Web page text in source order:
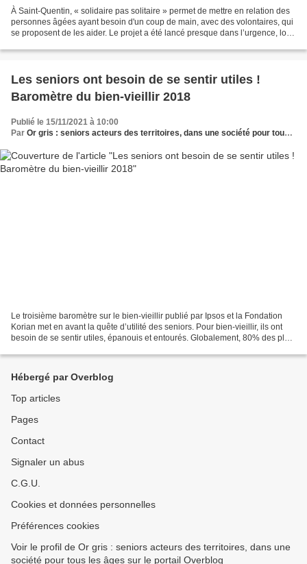
À Saint-Quentin, « solidaire pas solitaire » permet de mettre en relation des
personnes âgées ayant besoin d'un coup de main, avec des volontaires, qui
se proposent de les aider. Le projet a été lancé presque dans l’urgence, lors
Les seniors ont besoin de se sentir utiles !
Baromètre du bien-vieillir 2018
Publié le 15/11/2021 à 10:00
Par Or gris : seniors acteurs des territoires, dans une société pour tous les âges
Le troisième baromètre sur le bien-vieillir publié par Ipsos et la Fondation
Korian met en avant la quête d’utilité des seniors. Pour bien-vieillir, ils ont
besoin de se sentir utiles, épanouis et entourés. Globalement, 80% des plus
Hébergé par Overblog
Top articles
Pages
Contact
Signaler un abus
C.G.U.
Cookies et données personnelles
Préférences cookies
Voir le profil de Or gris : seniors acteurs des territoires, dans une
société pour tous les âges sur le portail Overblog